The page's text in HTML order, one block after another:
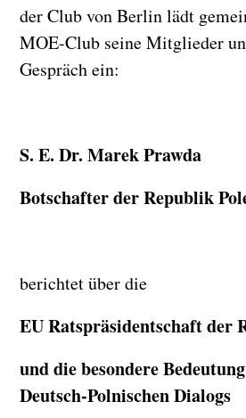
der Club von Berlin lädt
MOE-Club seine Mitglieder
Gespräch ein:
S. E. Dr. Marek Prawda
Botschafter der Republik
berichtet über die
EU Ratspräsidentschaft der
und die besondere
Deutsch-Polnischen Dialogs